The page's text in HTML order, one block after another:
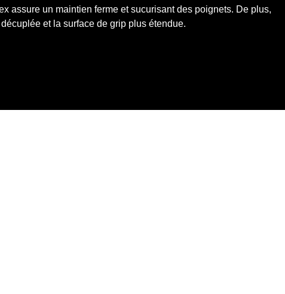
assure un maintien ferme et sucurisant des poignets. De plus,
et la surface de grip plus étendue.